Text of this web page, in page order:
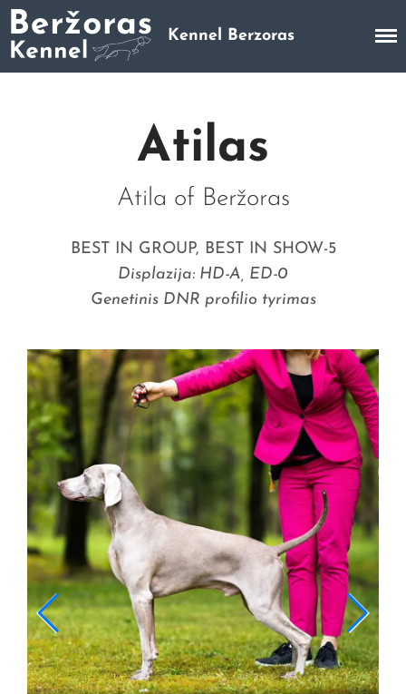
Mūsų šunys
Vados
Galerija
Šunų galerija
Parodos ir laimėjimai
Kontaktai
Kennel Berzoras
Atilas
Atila of Beržoras
BEST IN GROUP, BEST IN SHOW-5
Displazija: HD-A, ED-0
Genetinis DNR profilio tyrimas